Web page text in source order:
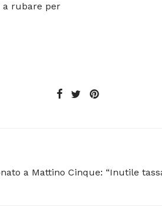
a rubare per
a Mattino Cinque: “Inutile